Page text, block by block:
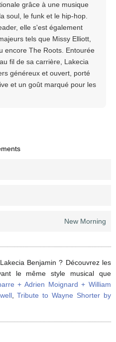
grâce à une musique
soul, le funk et le hip-hop.
elle s'est également
tels que Missy Elliott,
encore The Roots. Entourée
fil de sa carrière, Lakecia
généreux et ouvert, porté
et un goût marqué pour les
New Morning
Benjamin ? Découvrez les
le même style musical que
+ Adrien Moignard + William
,Tribute to Wayne Shorter by